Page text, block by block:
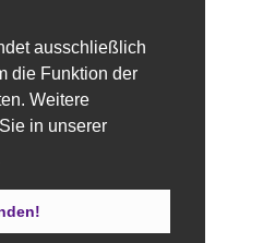
ausschließlich
die Funktion der
Weitere
in unserer